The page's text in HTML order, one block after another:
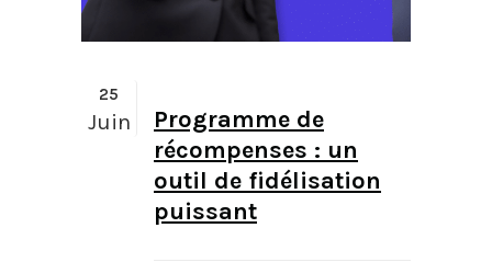
25
Juin
Programme de
récompenses : un
outil de fidélisation
puissant